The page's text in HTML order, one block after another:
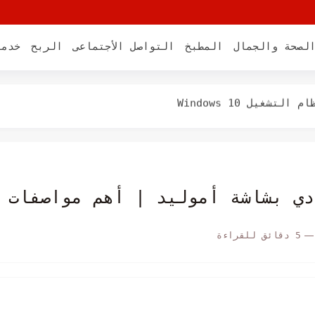
الصحة والجمال المطبخ التواصل الأجتماعى الربح
5 دقائق للقراءة